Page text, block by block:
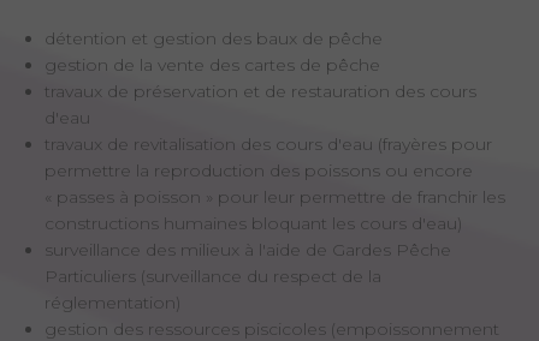
détention et gestion des baux de pêche
gestion de la vente des cartes de pêche
travaux de préservation et de restauration des cours
d'eau
travaux de revitalisation des cours d'eau (frayères pour
permettre la reproduction des poissons ou encore
« passes à poisson » pour leur permettre de franchir les
constructions humaines bloquant les cours d'eau)
surveillance des milieux à l'aide de Gardes Pêche
Particuliers (surveillance du respect de la
réglementation)
gestion des ressources piscicoles (empoissonnement